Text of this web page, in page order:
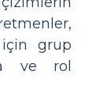
için grup
ve rol